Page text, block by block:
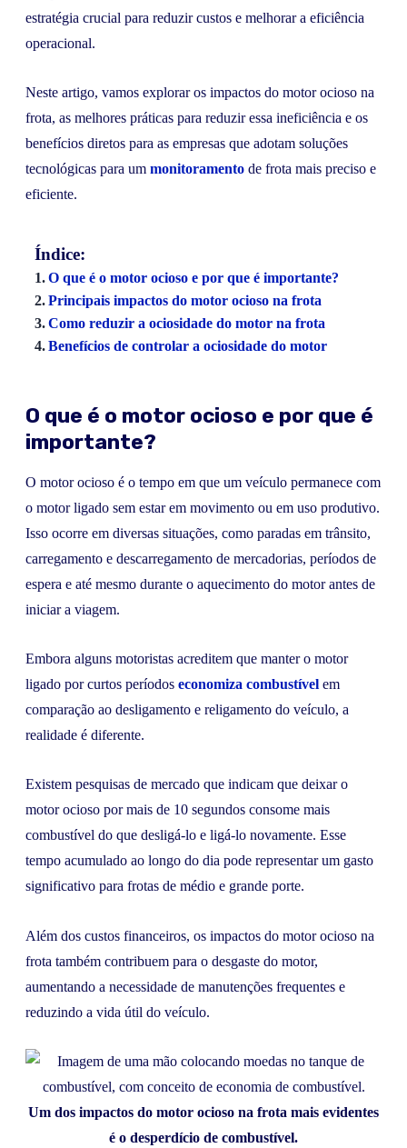
estratégia crucial para reduzir custos e melhorar a eficiência
operacional.
Neste artigo, vamos explorar os impactos do motor ocioso na
frota, as melhores práticas para reduzir essa ineficiência e os
benefícios diretos para as empresas que adotam soluções
tecnológicas para um monitoramento de frota mais preciso e
eficiente.
Índice:
O que é o motor ocioso e por que é importante?
Principais impactos do motor ocioso na frota
Como reduzir a ociosidade do motor na frota
Benefícios de controlar a ociosidade do motor
O que é o motor ocioso e por que é
importante?
O motor ocioso é o tempo em que um veículo permanece com
o motor ligado sem estar em movimento ou em uso produtivo.
Isso ocorre em diversas situações, como paradas em trânsito,
carregamento e descarregamento de mercadorias, períodos de
espera e até mesmo durante o aquecimento do motor antes de
iniciar a viagem.
Embora alguns motoristas acreditem que manter o motor
ligado por curtos períodos economiza combustível em
comparação ao desligamento e religamento do veículo, a
realidade é diferente.
Existem pesquisas de mercado que indicam que deixar o
motor ocioso por mais de 10 segundos consome mais
combustível do que desligá-lo e ligá-lo novamente. Esse
tempo acumulado ao longo do dia pode representar um gasto
significativo para frotas de médio e grande porte.
Além dos custos financeiros, os impactos do motor ocioso na
frota também contribuem para o desgaste do motor,
aumentando a necessidade de manutenções frequentes e
reduzindo a vida útil do veículo.
Um dos impactos do motor ocioso na frota mais evidentes
é o desperdício de combustível.